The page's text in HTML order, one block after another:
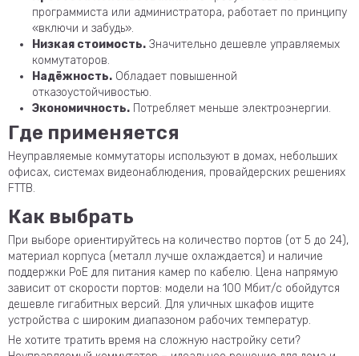
программиста или администратора, работает по принципу
«включи и забудь».
Низкая стоимость. Значительно дешевле управляемых
коммутаторов.
Надёжность. Обладает повышенной
отказоустойчивостью.
Экономичность. Потребляет меньше электроэнергии.
Где применяется
Неуправляемые коммутаторы используют в домах, небольших
офисах, системах видеонаблюдения, провайдерских решениях
FTTB.
Как выбрать
При выборе ориентируйтесь на количество портов (от 5 до 24),
материал корпуса (металл лучше охлаждается) и наличие
поддержки PoE для питания камер по кабелю. Цена напрямую
зависит от скорости портов: модели на 100 Мбит/с обойдутся
дешевле гигабитных версий. Для уличных шкафов ищите
устройства с широким диапазоном рабочих температур.
Не хотите тратить время на сложную настройку сети?